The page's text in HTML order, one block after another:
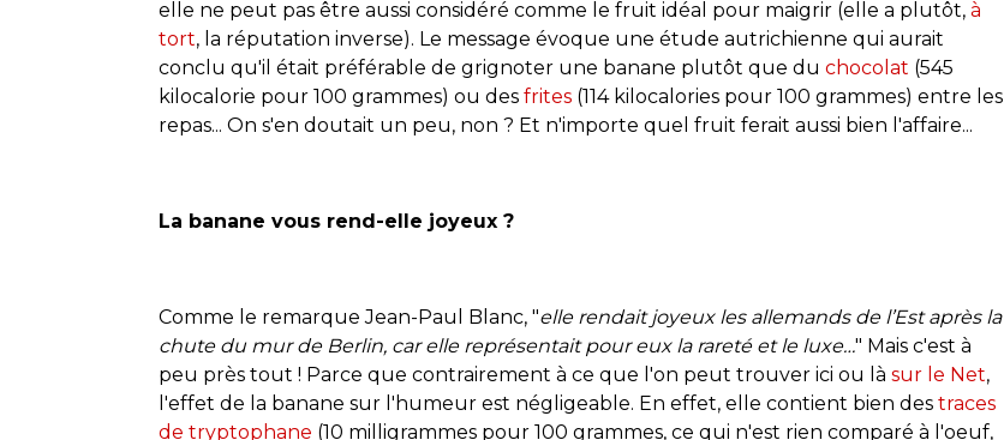
elle ne peut pas être aussi considéré comme le fruit idéal pour maigrir (elle a plutôt, à
tort, la réputation inverse). Le message évoque une étude autrichienne qui aurait
conclu qu'il était préférable de grignoter une banane plutôt que du chocolat (545
kilocalorie pour 100 grammes) ou des frites (114 kilocalories pour 100 grammes) entre les
repas... On s'en doutait un peu, non ? Et n'importe quel fruit ferait aussi bien l'affaire...
La banane vous rend-elle joyeux ?
Comme le remarque Jean-Paul Blanc, "elle rendait joyeux les allemands de l’Est après la
chute du mur de Berlin, car elle représentait pour eux la rareté et le luxe…" Mais c'est à
peu près tout ! Parce que contrairement à ce que l'on peut trouver ici ou là sur le Net,
l'effet de la banane sur l'humeur est négligeable. En effet, elle contient bien des traces
de tryptophane (10 milligrammes pour 100 grammes, ce qui n'est rien comparé à l'oeuf,